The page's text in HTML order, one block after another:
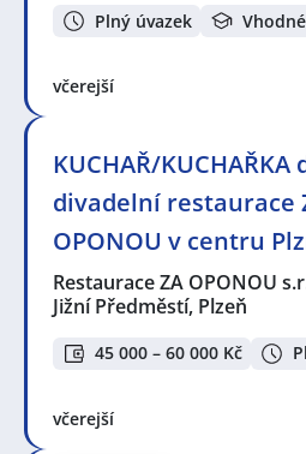
Plný úvazek
včerejší
KUCHAŘ/KUCHAŘKA
divadelní restaurace
OPONOU v centru
Restaurace ZA OPONOU
Jižní Předměstí, Plzeň
45 000 – 60 000 Kč
včerejší